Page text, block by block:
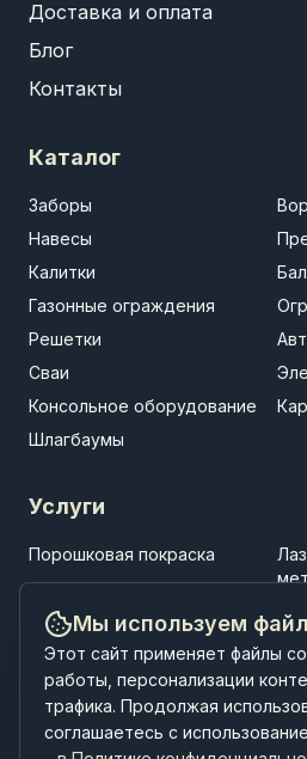
Доставка и оплата
Блог
Контакты
Каталог
Заборы
Навесы
Калитки
Газонные ограждения
Решетки
Сваи
Консольное оборудование
Шлагбаумы
Услуги
Порошковая покраска
Установка заборов
Установка навесов
Мы используем
Этот сайт применяет файлы
работы, персонализации
трафика. Продолжая
соглашаетесь с